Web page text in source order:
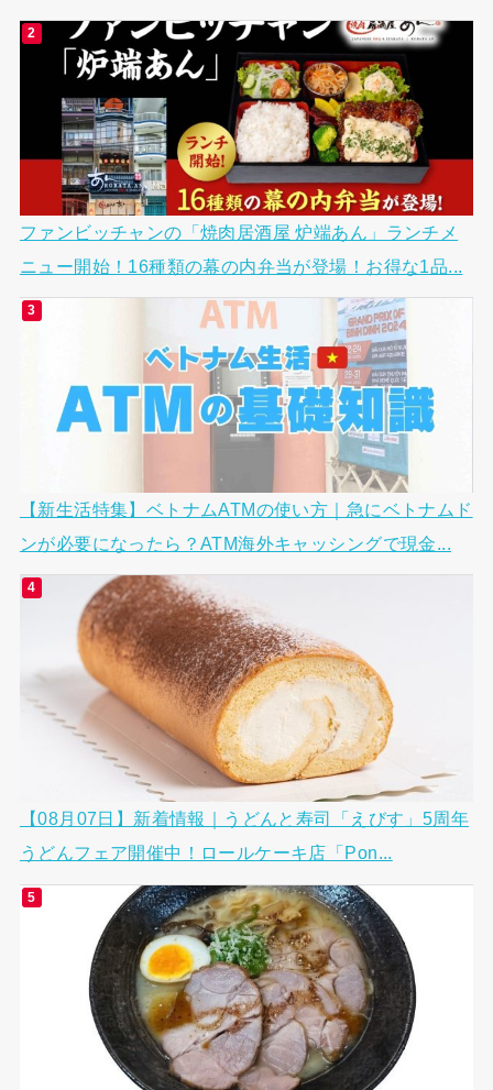
ファンビッチャンの「焼肉居酒屋 炉端あん」ランチメ
ニュー開始！16種類の幕の内弁当が登場！お得な1品...
【新生活特集】ベトナムATMの使い方｜急にベトナムド
ンが必要になったら？ATM海外キャッシングで現金...
【08月07日】新着情報｜うどんと寿司「えびす」5周年
うどんフェア開催中！ロールケーキ店「Pon...